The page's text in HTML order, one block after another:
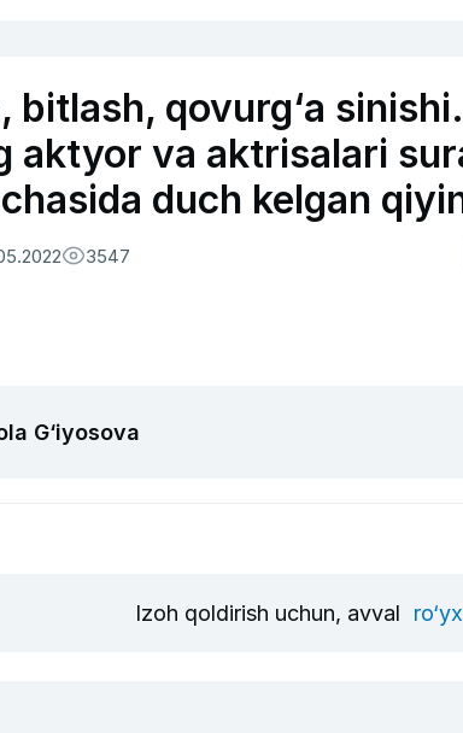
bitlash, qovurg‘a
aktyor va aktrisalari
duch kelgan
3547
G‘iyosova
Izoh qoldirish uchun, avval